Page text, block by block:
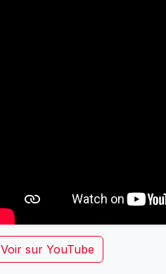
Voir sur YouTube